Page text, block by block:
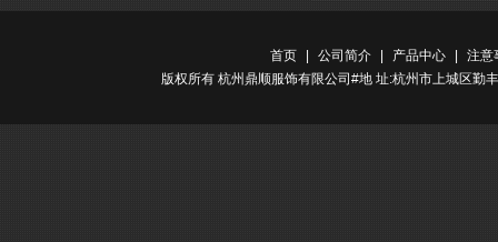
首页 公司简介 产品中心
注意
版权所有 杭州鼎顺服饰有限公司#地 址:杭州市上城区